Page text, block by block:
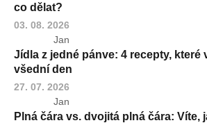
co dělat?
03. 08. 2026
Jan
Jídla z jedné pánve: 4 recepty, které
všední den
27. 07. 2026
Jan
Plná čára vs. dvojitá plná čára: Víte,